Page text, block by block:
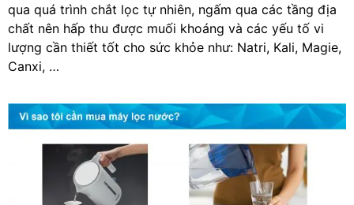
qua quá trình chắt lọc tự nhiên, ngấm qua các tầng địa
chất nên hấp thu được muối khoáng và các yếu tố vi
lượng cần thiết tốt cho sức khỏe như: Natri, Kali, Magie,
Canxi, …